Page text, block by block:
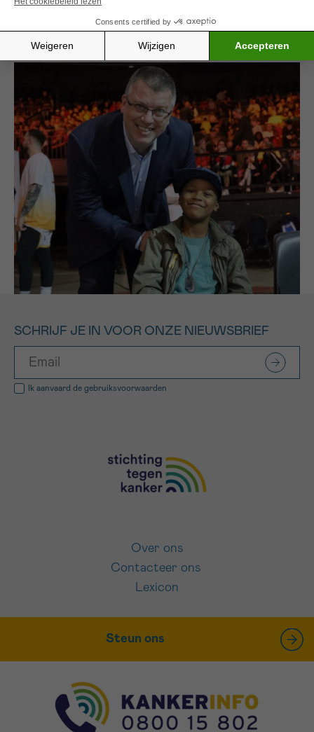
Lees hoe aangepaste lichaamsbeweging de
levenskwaliteit tijdens en na de behandeling kan
verbeteren
SCHRIJF JE IN VOOR ONZE NIEUWSBRIEF
Ik aanvaard de gebruiksvoorwaarden
Over ons
Contacteer ons
Lexicon
Steun ons